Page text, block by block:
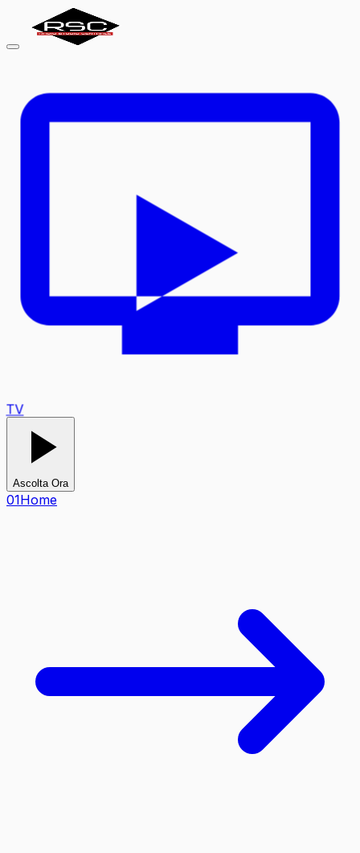
Ascolta Ora
01Home